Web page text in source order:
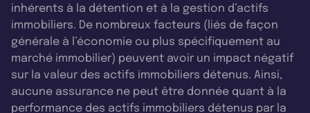
inhérents à la détention et à la gestion d’actifs
immobiliers. De nombreux facteurs (liés de façon
générale à l’économie ou plus spécifiquement au
marché immobilier) peuvent avoir un impact négatif
sur la valeur des actifs immobiliers détenus. Ainsi,
aucune assurance ne peut être donnée quant à la
performance des actifs immobiliers détenus par la